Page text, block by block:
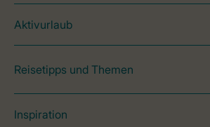
Aktivurlaub
Reisetipps und Themen
Inspiration